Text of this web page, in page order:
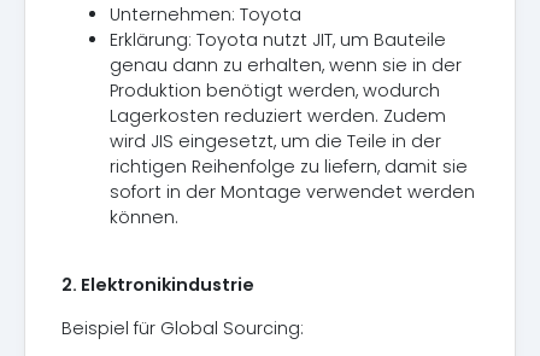
Unternehmen: Toyota
Erklärung: Toyota nutzt JIT, um Bauteile
genau dann zu erhalten, wenn sie in der
Produktion benötigt werden, wodurch
Lagerkosten reduziert werden. Zudem
wird JIS eingesetzt, um die Teile in der
richtigen Reihenfolge zu liefern, damit sie
sofort in der Montage verwendet werden
können.
2. Elektronikindustrie
Beispiel für Global Sourcing: